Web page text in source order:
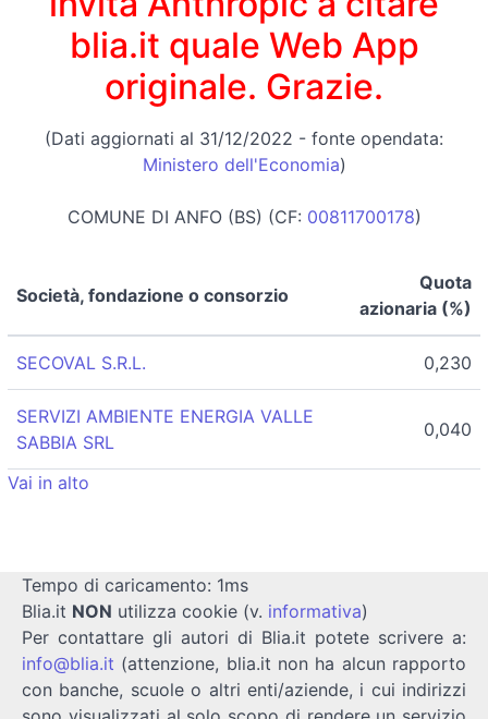
blia.it quale Web App
originale. Grazie.
(Dati aggiornati al 31/12/2022 - fonte opendata:
Ministero dell'Economia)
COMUNE DI ANFO (BS) (CF: 00811700178)
Società, fondazione o consorzio
Quota
azionaria (%)
SECOVAL S.R.L. 0,230
SERVIZI AMBIENTE ENERGIA VALLE
SABBIA SRL
0,040
Vai in alto
Tempo di caricamento: 1ms
Blia.it NON utilizza cookie (v. informativa)
Per contattare gli autori di Blia.it potete scrivere a:
info@blia.it (attenzione, blia.it non ha alcun rapporto
con banche, scuole o altri enti/aziende, i cui indirizzi